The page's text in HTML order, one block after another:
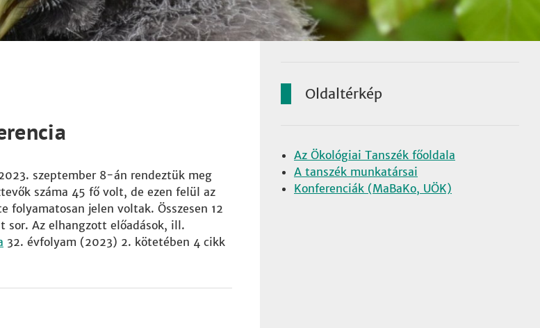
szeptember 8-án rendeztük meg
száma 45 fő volt, de ezen felül az
jelen voltak. Összesen 12
sor. Az elhangzott előadások, ill.
32. évfolyam (2023) 2. kötetében 4 cikk
Oldaltérkép
Az Ökológiai Tanszék főoldala
A tanszék munkatársai
Konferenciák (MaBaKo, UÖK)